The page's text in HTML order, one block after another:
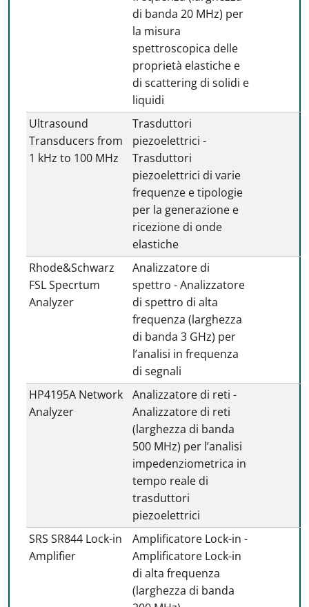
di banda 20 MHz) per
la misura
spettroscopica delle
proprietà elastiche e
di scattering di solidi e
liquidi
Ultrasound
Transducers from
1 kHz to 100 MHz
Trasduttori
piezoelettrici -
Trasduttori
piezoelettrici di varie
frequenze e tipologie
per la generazione e
ricezione di onde
elastiche
Rhode&Schwarz
FSL Specrtum
Analyzer
Analizzatore di
spettro - Analizzatore
di spettro di alta
frequenza (larghezza
di banda 3 GHz) per
l’analisi in frequenza
di segnali
HP4195A Network
Analyzer
Analizzatore di reti -
Analizzatore di reti
(larghezza di banda
500 MHz) per l’analisi
impedenziometrica in
tempo reale di
trasduttori
piezoelettrici
SRS SR844 Lock-in
Amplifier
Amplificatore Lock-in -
Amplificatore Lock-in
di alta frequenza
(larghezza di banda